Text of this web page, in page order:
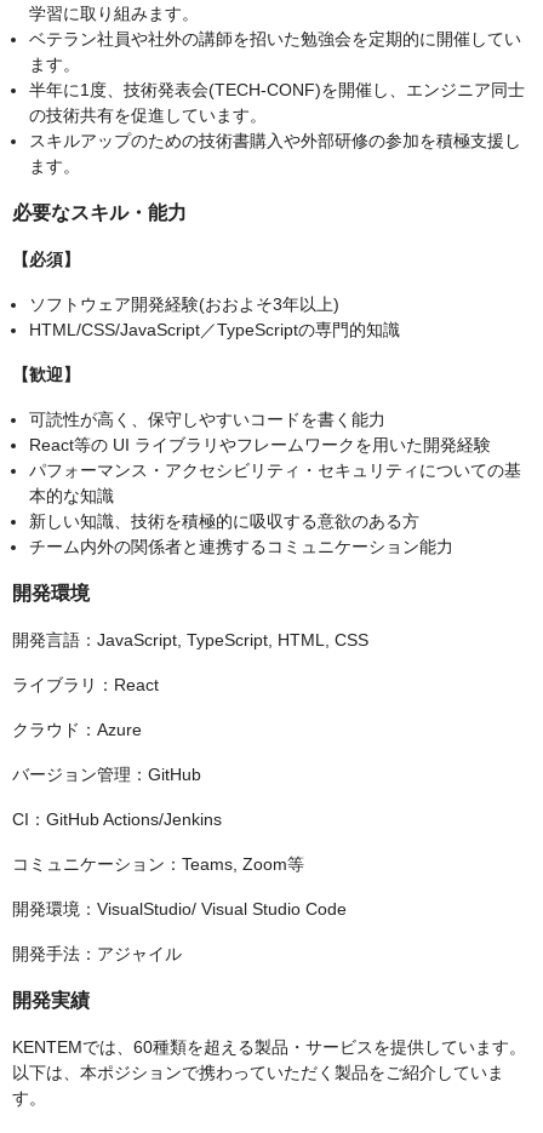
学習に取り組みます。
ベテラン社員や社外の講師を招いた勉強会を定期的に開催してい
ます。
半年に1度、技術発表会(TECH-CONF)を開催し、エンジニア同士
の技術共有を促進しています。
スキルアップのための技術書購入や外部研修の参加を積極支援し
ます。
必要なスキル・能力
【必須】
ソフトウェア開発経験(おおよそ3年以上)​
HTML/CSS/JavaScript／TypeScriptの専門的知識​
【歓迎】
可読性が高く、保守しやすいコードを書く能力​
React等の UI ライブラリやフレームワークを用いた開発経験​
パフォーマンス・アクセシビリティ・セキュリティについての基
本的な知識
新しい知識、技術を積極的に吸収する意欲のある方
チーム内外の関係者と連携するコミュニケーション能力
開発環境
開発言語：JavaScript, TypeScript, HTML, CSS
ライブラリ：React
クラウド：Azure
バージョン管理：GitHub
CI：GitHub Actions/Jenkins
コミュニケーション：Teams, Zoom等
開発環境：VisualStudio/ Visual Studio Code
開発手法：アジャイル
開発実績
KENTEMでは、60種類を超える製品・サービスを提供しています。
以下は、本ポジションで携わっていただく製品をご紹介していま
す。